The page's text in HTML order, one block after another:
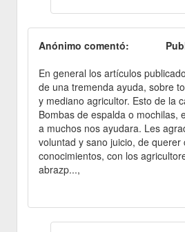
Anónimo comentó:
En general los artículos
de una tremenda ayuda, sobre
y mediano agricultor. Esto de la
Bombas de espalda o mochilas,
a muchos nos ayudara. Les
voluntad y sano juicio, de
conocimientos, con los
abrazp...,